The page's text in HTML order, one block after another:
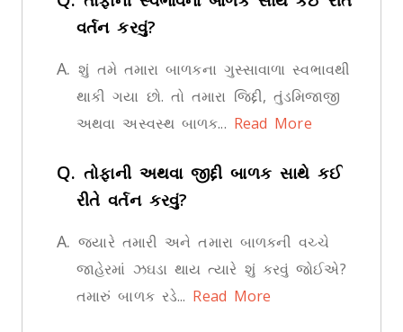
વર્તન કરવું?
A.શું તમે તમારા બાળકના ગુસ્સાવાળા સ્વભાવથી
થાકી ગયા છો. તો તમારા જિદ્દી, તુંડમિજાજી
અથવા અસ્વસ્થ બાળક... Read More
Q.તોફાની અથવા જીદ્દી બાળક સાથે કઈ
રીતે વર્તન કરવું?
A.જ્યારે તમારી અને તમારા બાળકની વચ્ચે
જાહેરમાં ઝઘડા થાય ત્યારે શું કરવું જોઈએ?
તમારું બાળક રડે... Read More